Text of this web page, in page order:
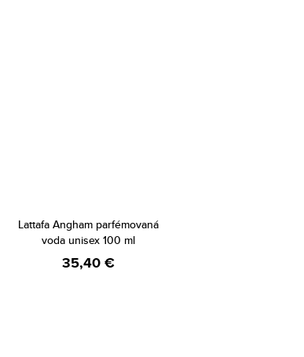
Lattafa Angham parfémovaná
voda unisex 100 ml
35,40 €